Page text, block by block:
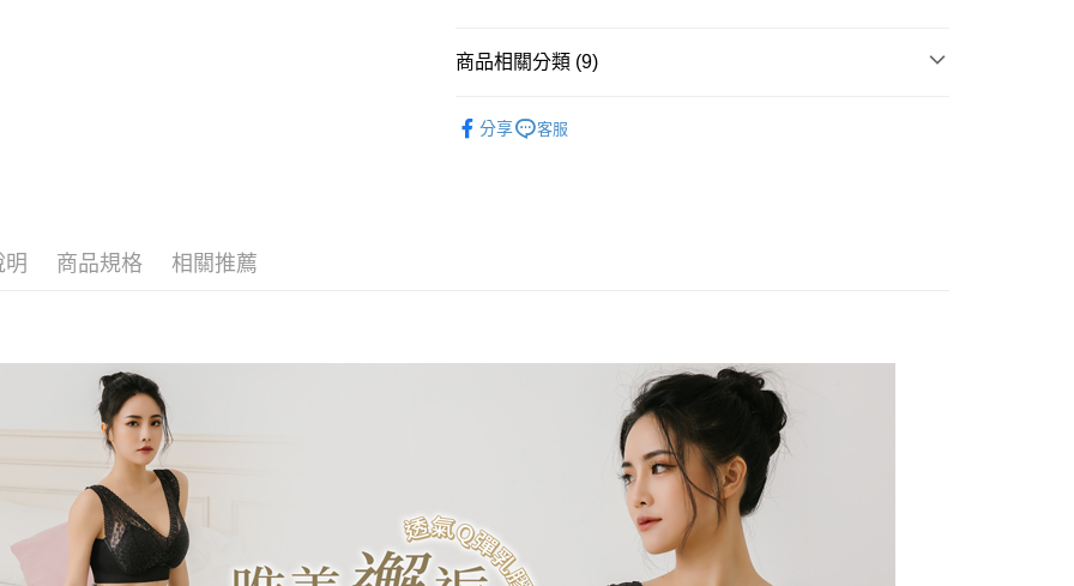
1.本服務係由「台灣大哥大股份有限公司」（以下簡稱本公司）所提供，讓
用戶於交易時，得透過本服務購買商品或服務，並由商店將買賣／分期付
2.基於同意付款使用「大哥付你分期」之契約關係目的，商店將以您的個人
資料（包含姓名、電話或地址）提供予台灣大哥大進項蒐集、處理及利
※ 請注意：結帳手續完成當下不需立刻繳費，但若您需要取消訂單，請聯
絡購買商品的店家。未經商家同意取消之訂單仍視為有效，需透過AFTEE
※ 交易是否成功請以「AFTEE先享後付 」之結帳頁面顯示為準，若有關於
是否繳費成功／繳費後需取消欲退款等相關疑問，請聯繫「AFTEE先享後
４．使用「AFTEE先享後付」時，將依據個別帳號之用戶狀況，依本公司
即時審查核予不同之上限額度；若仍有額度不足之情形，本公司將視審查
結果請求用戶進行身份認證。
５．嚴禁一人註冊多個帳號或使用他人資訊註冊。若發現惡意使用之情
形，恩沛科技股份有限公司將有權停止該用戶之使用額度並採取法律行
每筆NT$80，滿NT$499(含以上)免運費
每筆NT$80，滿NT$499(含以上)免運費
每筆NT$80，滿NT$799(含以上)免運費
每筆NT$80，滿NT$799(含以上)免運費
每筆NT$90
宅配/離島不配送
商品相關分類 (9)
✨無鋼圈ღ 釋壓零束縛挺立有型
【𝟱𝟵元起】限時出清內衣
分享 客服
明 商品規格 相關推薦